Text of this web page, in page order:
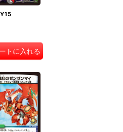
トに入れる